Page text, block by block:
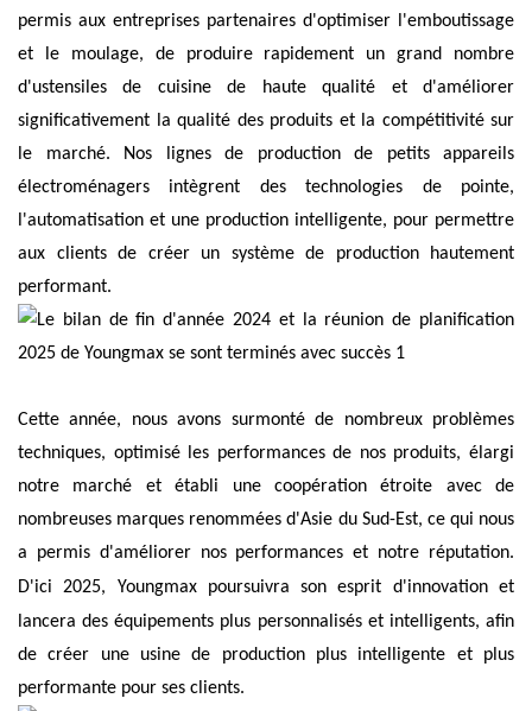
permis aux entreprises partenaires d'optimiser l'emboutissage
et le moulage, de produire rapidement un grand nombre
d'ustensiles de cuisine de haute qualité et d'améliorer
significativement la qualité des produits et la compétitivité sur
le marché. Nos lignes de production de petits appareils
électroménagers intègrent des technologies de pointe,
l'automatisation et une production intelligente, pour permettre
aux clients de créer un système de production hautement
performant.
Cette année, nous avons surmonté de nombreux problèmes
techniques, optimisé les performances de nos produits, élargi
notre marché et établi une coopération étroite avec de
nombreuses marques renommées d'Asie du Sud-Est, ce qui nous
a permis d'améliorer nos performances et notre réputation.
D'ici 2025, Youngmaxpoursuivra son esprit d'innovation et
lancera des équipements plus personnalisés et intelligents, afin
de créer une usine de production plus intelligente et plus
performante pour ses clients.